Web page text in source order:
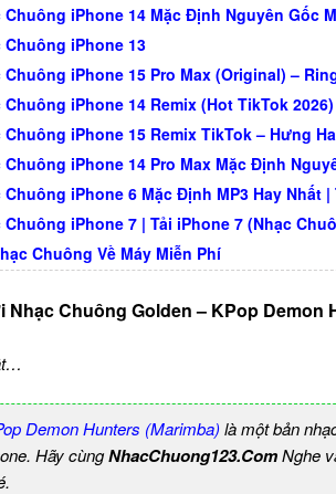
Chuông iPhone 14 Mặc Định Nguyên Gốc
Chuông iPhone 13
Chuông iPhone 15 Pro Max (Original) –
Chuông iPhone 14 Remix (Hot TikTok
Chuông iPhone 15 Remix TikTok – Hưng
Chuông iPhone 14 Pro Max Mặc Định
Chuông iPhone 6 Mặc Định MP3 Hay Nhất |
Chuông iPhone 7 | Tải iPhone 7 (Nhạc
Chuông Về Máy Miễn Phí
Nhạc Chuông Golden – KPop Demon
Demon Hunters (Marimba) là một bản
Hãy cùngNhacChuong123.ComNghe